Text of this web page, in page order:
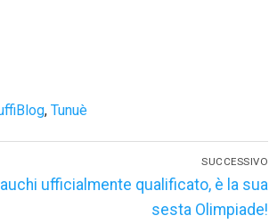
, Tunuè
SUCCESSIVO
ufficialmente qualificato, è la sua
sesta Olimpiade!